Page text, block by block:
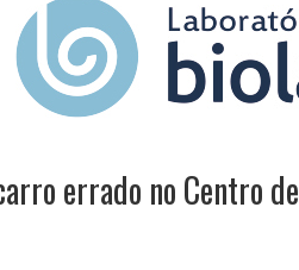
errado no Centro de